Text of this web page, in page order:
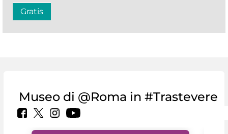
Gratis
Museo di @Roma in #Trastevere